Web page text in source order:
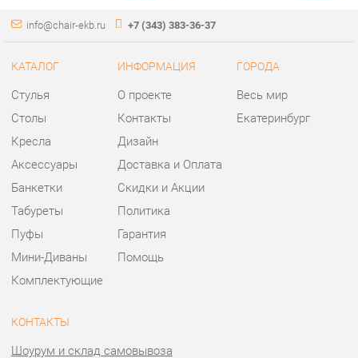
Кресла
Аксессуары
Банкетки
Табуреты
Дизайн
Доставка и Оплата
Скидки и Акции
Политика
КОНТАКТЫ
Шоурум и склад самовывоза
Адрес: г. Екатеринбург,
ул.Металлургов, 84
Телефон: +7 (343) 383-36-37
Отправить сообщение